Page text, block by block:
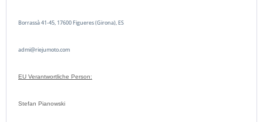
Borrassà 41-45, 17600 Figueres (Girona), ES
admi@riejumoto.com
EU Verantwortliche Person:
Stefan Pianowski